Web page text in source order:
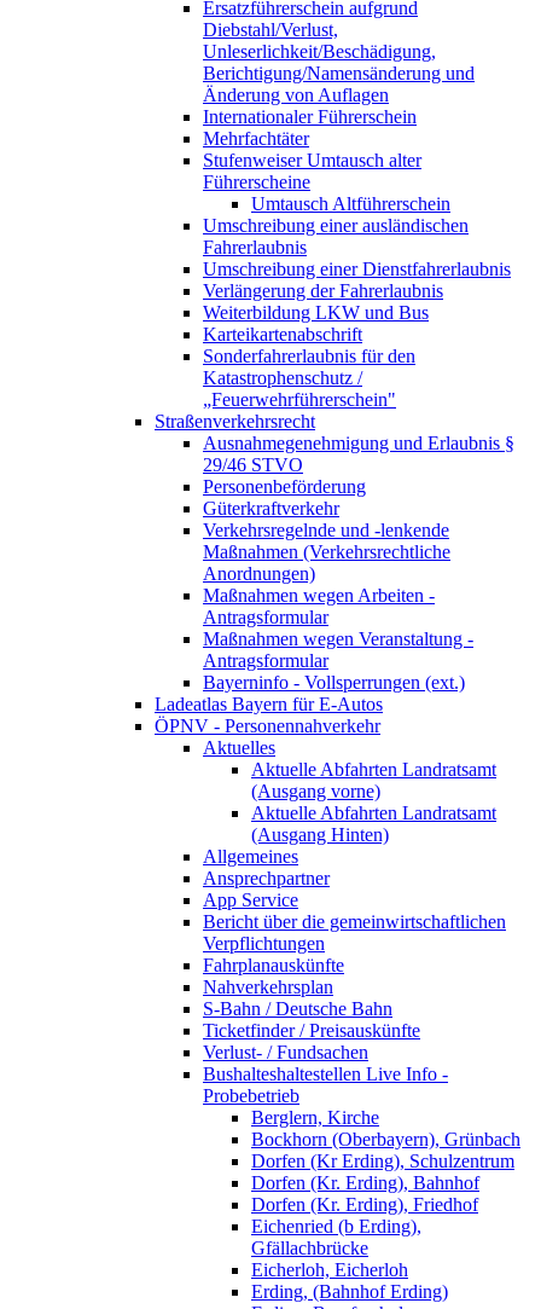
Ersatzführerschein aufgrund
Diebstahl/Verlust,
Unleserlichkeit/Beschädigung,
Berichtigung/Namensänderung und
Änderung von Auflagen
Internationaler Führerschein
Mehrfachtäter
Stufenweiser Umtausch alter
Führerscheine
Umtausch Altführerschein
Umschreibung einer ausländischen
Fahrerlaubnis
Umschreibung einer Dienstfahrerlaubnis
Verlängerung der Fahrerlaubnis
Weiterbildung LKW und Bus
Karteikartenabschrift
Sonderfahrerlaubnis für den
Katastrophenschutz /
„Feuerwehrführerschein"
Straßenverkehrsrecht
Ausnahmegenehmigung und Erlaubnis §
29/46 STVO
Personenbeförderung
Güterkraftverkehr
Verkehrsregelnde und -lenkende
Maßnahmen (Verkehrsrechtliche
Anordnungen)
Maßnahmen wegen Arbeiten -
Antragsformular
Maßnahmen wegen Veranstaltung -
Antragsformular
Bayerninfo - Vollsperrungen (ext.)
Ladeatlas Bayern für E-Autos
ÖPNV - Personennahverkehr
Aktuelles
Aktuelle Abfahrten Landratsamt
(Ausgang vorne)
Aktuelle Abfahrten Landratsamt
(Ausgang Hinten)
Allgemeines
Ansprechpartner
App Service
Bericht über die gemeinwirtschaftlichen
Verpflichtungen
Fahrplanauskünfte
Nahverkehrsplan
S-Bahn / Deutsche Bahn
Ticketfinder / Preisauskünfte
Verlust- / Fundsachen
Bushalteshaltestellen Live Info -
Probebetrieb
Berglern, Kirche
Bockhorn (Oberbayern), Grünbach
Dorfen (Kr Erding), Schulzentrum
Dorfen (Kr. Erding), Bahnhof
Dorfen (Kr. Erding), Friedhof
Eichenried (b Erding),
Gfällachbrücke
Eicherloh, Eicherloh
Erding, (Bahnhof Erding)